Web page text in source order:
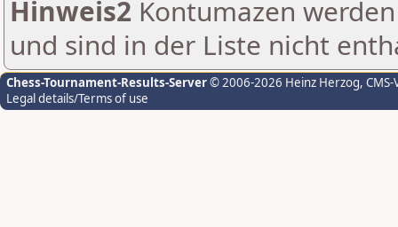
Hinweis2 Kontumazen
und sind in der Liste nicht
Chess-Tournament-Results-Server© 2006-2026 Heinz Herzog,
Legal details/Terms of use